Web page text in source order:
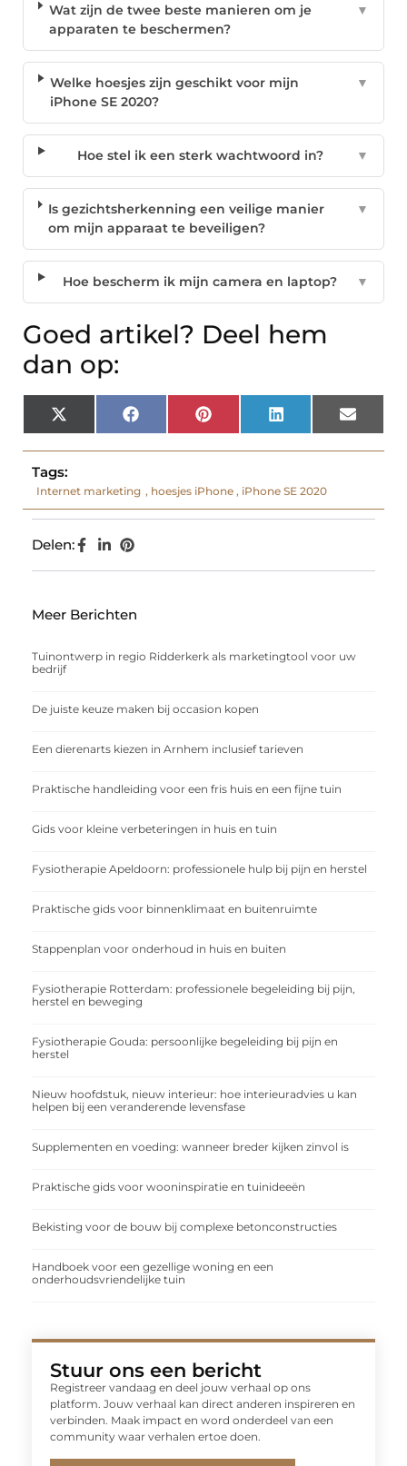
Wat zijn de twee beste manieren om je
apparaten te beschermen?
▼
Welke hoesjes zijn geschikt voor mijn
iPhone SE 2020?
▼
Hoe stel ik een sterk wachtwoord in? ▼
Is gezichtsherkenning een veilige manier
om mijn apparaat te beveiligen?
▼
Hoe bescherm ik mijn camera en laptop? ▼
Goed artikel? Deel hem
dan op:
X
(Twitter)
Facebook Pinterest LinkedIn Email
Tags:
Internet marketing , hoesjes iPhone , iPhone SE 2020
Delen:
Meer Berichten
Tuinontwerp in regio Ridderkerk als marketingtool voor uw
bedrijf
De juiste keuze maken bij occasion kopen
Een dierenarts kiezen in Arnhem inclusief tarieven
Praktische handleiding voor een fris huis en een fijne tuin
Gids voor kleine verbeteringen in huis en tuin
Fysiotherapie Apeldoorn: professionele hulp bij pijn en herstel
Praktische gids voor binnenklimaat en buitenruimte
Stappenplan voor onderhoud in huis en buiten
Fysiotherapie Rotterdam: professionele begeleiding bij pijn,
herstel en beweging
Fysiotherapie Gouda: persoonlijke begeleiding bij pijn en
herstel
Nieuw hoofdstuk, nieuw interieur: hoe interieuradvies u kan
helpen bij een veranderende levensfase
Supplementen en voeding: wanneer breder kijken zinvol is
Praktische gids voor wooninspiratie en tuinideeën
Bekisting voor de bouw bij complexe betonconstructies
Handboek voor een gezellige woning en een
onderhoudsvriendelijke tuin
Stuur ons een bericht
Registreer vandaag en deel jouw verhaal op ons
platform. Jouw verhaal kan direct anderen inspireren en
verbinden. Maak impact en word onderdeel van een
community waar verhalen ertoe doen.